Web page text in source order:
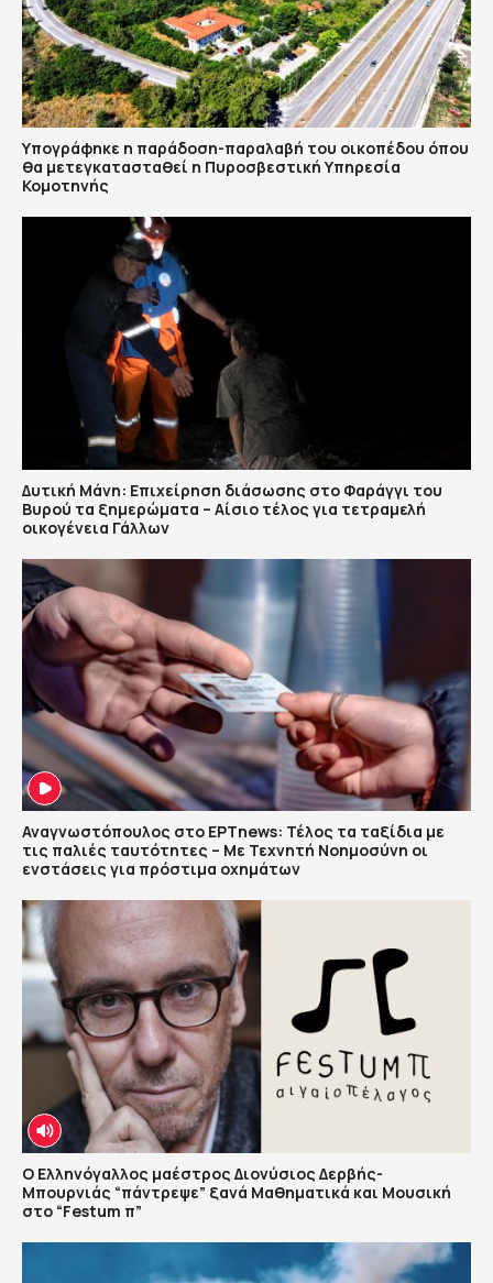
Υπογράφηκε η παράδοση-παραλαβή του οικοπέδου όπου
θα μετεγκατασταθεί η Πυροσβεστική Υπηρεσία
Κομοτηνής
Δυτική Μάνη: Επιχείρηση διάσωσης στο Φαράγγι του
Βυρού τα ξημερώματα – Αίσιο τέλος για τετραμελή
οικογένεια Γάλλων
Αναγνωστόπουλος στο ΕΡΤnews: Τέλος τα ταξίδια με
τις παλιές ταυτότητες – Με Τεχνητή Νοημοσύνη οι
ενστάσεις για πρόστιμα οχημάτων
Ο Ελληνόγαλλος μαέστρος Διονύσιος Δερβής-
Μπουρνιάς “πάντρεψε” ξανά Μαθηματικά και Μουσική
στο “Festum π”